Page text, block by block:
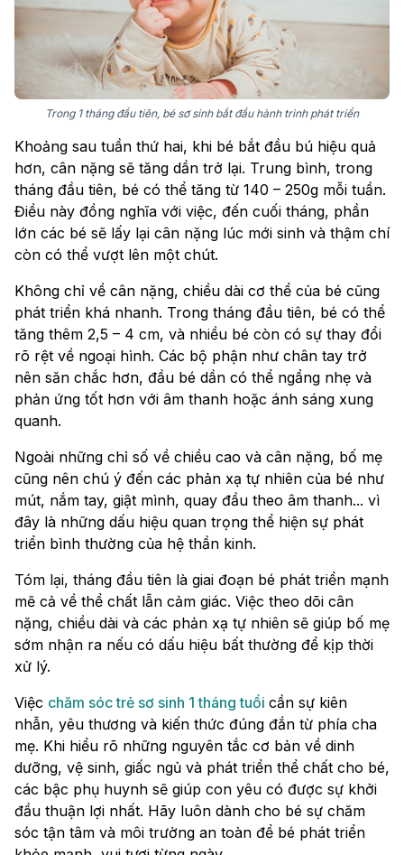
Trong 1 tháng đầu tiên, bé sơ sinh bắt đầu hành trình phát triển
Khoảng sau tuần thứ hai, khi bé bắt đầu bú hiệu quả
hơn, cân nặng sẽ tăng dần trở lại. Trung bình, trong
tháng đầu tiên, bé có thể tăng từ 140 – 250g mỗi tuần.
Điều này đồng nghĩa với việc, đến cuối tháng, phần
lớn các bé sẽ lấy lại cân nặng lúc mới sinh và thậm chí
còn có thể vượt lên một chút.
Không chỉ về cân nặng, chiều dài cơ thể của bé cũng
phát triển khá nhanh. Trong tháng đầu tiên, bé có thể
tăng thêm 2,5 – 4 cm, và nhiều bé còn có sự thay đổi
rõ rệt về ngoại hình. Các bộ phận như chân tay trở
nên săn chắc hơn, đầu bé dần có thể ngẩng nhẹ và
phản ứng tốt hơn với âm thanh hoặc ánh sáng xung
quanh.
Ngoài những chỉ số về chiều cao và cân nặng, bố mẹ
cũng nên chú ý đến các phản xạ tự nhiên của bé như
mút, nắm tay, giật mình, quay đầu theo âm thanh... vì
đây là những dấu hiệu quan trọng thể hiện sự phát
triển bình thường của hệ thần kinh.
Tóm lại, tháng đầu tiên là giai đoạn bé phát triển mạnh
mẽ cả về thể chất lẫn cảm giác. Việc theo dõi cân
nặng, chiều dài và các phản xạ tự nhiên sẽ giúp bố mẹ
sớm nhận ra nếu có dấu hiệu bất thường để kịp thời
xử lý.
Việc chăm sóc trẻ sơ sinh 1 tháng tuổi cần sự kiên
nhẫn, yêu thương và kiến thức đúng đắn từ phía cha
mẹ. Khi hiểu rõ những nguyên tắc cơ bản về dinh
dưỡng, vệ sinh, giấc ngủ và phát triển thể chất cho bé,
các bậc phụ huynh sẽ giúp con yêu có được sự khởi
đầu thuận lợi nhất. Hãy luôn dành cho bé sự chăm
sóc tận tâm và môi trường an toàn để bé phát triển